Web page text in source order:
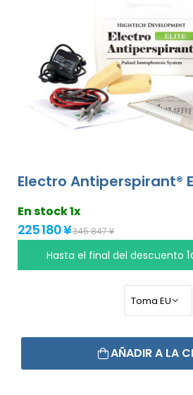
Electro Antiperspirant®
En stock 1x
225 180 ¥345 847 ¥
Hasta el final del descuento
AÑADIR A LA